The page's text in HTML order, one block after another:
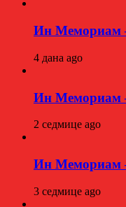
Ин Мемориам
4 дана ago
Ин Мемориам
2 седмице ago
Ин Мемориам
3 седмице ago